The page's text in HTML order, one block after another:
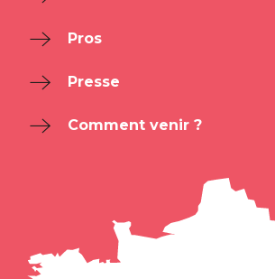
Pros
Presse
Comment venir ?